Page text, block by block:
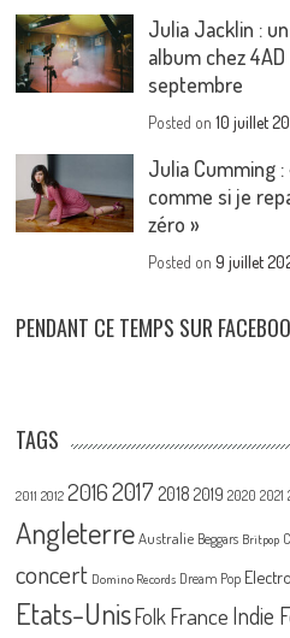
Julia Jacklin :
album chez
septembre
Posted on10 juillet
Julia Cumming :
comme si je
zéro »
Posted on9 juillet
PENDANT CE TEMPS SUR
TAGS
2011 2012 20162017 2018 2019 2020 2021
Angleterre Australie Beggars Britpop
concert Domino Records Dream Pop
Etats-UnisFolk France Indie